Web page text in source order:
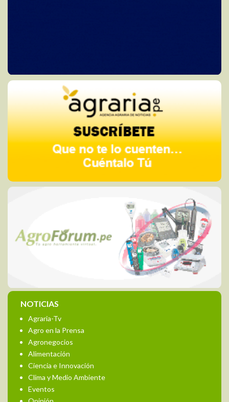
NOTICIAS
Agraria-Tv
Agro en la Prensa
Agronegocios
Alimentación
Ciencia e Innovación
Clima y Medio Ambiente
Eventos